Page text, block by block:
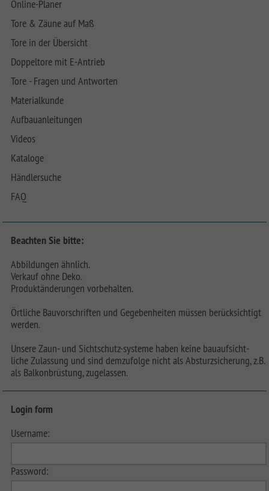
Online-Planer
Tore & Zäune auf Maß
Tore in der Übersicht
Doppeltore mit E-Antrieb
Tore - Fragen und Antworten
Materialkunde
Aufbauanleitungen
Videos
Kataloge
Händlersuche
FAQ
Beachten Sie bitte:
Abbildungen ähnlich.
Verkauf ohne Deko.
Produktänderungen vorbehalten.
Örtliche Bauvorschriften und Gegebenheiten müssen berücksichtigt
werden.
Unsere Zaun- und Sichtschutz-systeme haben keine bauaufsicht-
liche Zulassung und sind demzufolge nicht als Absturzsicherung, z.B.
als Balkonbrüstung, zugelassen.
Login form
Username:
Password: